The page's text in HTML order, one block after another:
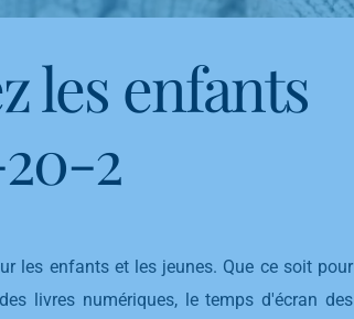
les enfants
2
les enfants et les jeunes. Que ce soit pour
livres numériques, le temps d'écran des